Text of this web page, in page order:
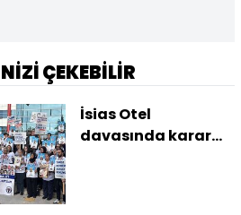
ÇEKEBİLİR
İsias Otel
davasında karar